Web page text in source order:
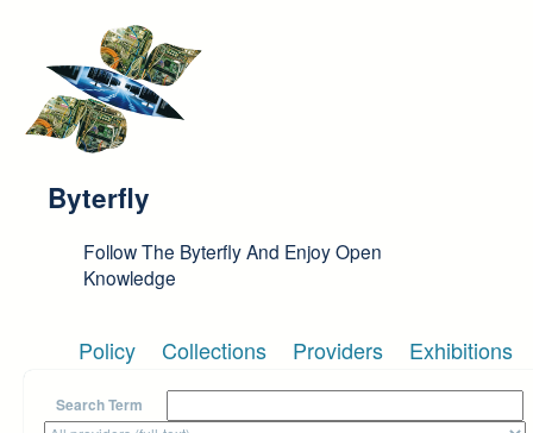
Byterfly
Follow The Byterfly And Enjoy Open
Knowledge
Policy Collections Providers Exhibitions
Search Term